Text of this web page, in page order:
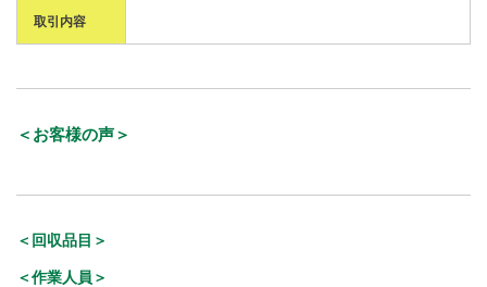
取引内容
＜お客様の声＞
＜回収品目＞
＜作業人員＞